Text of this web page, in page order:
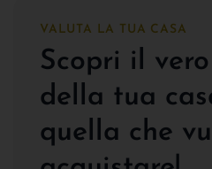
VALUTA LA TUA CASA
Scopri il
della tua
quella che